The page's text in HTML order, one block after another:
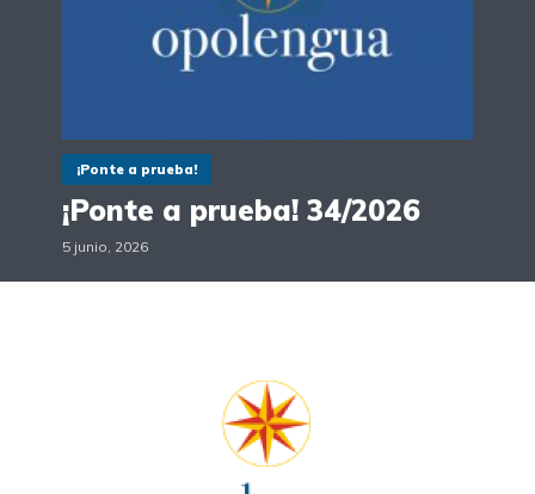
¡Ponte a prueba!
¡Ponte a prueba! 34/2026
5 junio, 2026